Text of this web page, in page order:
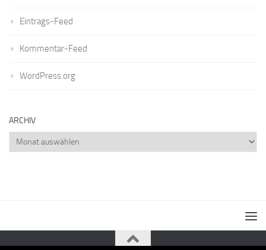
Eintrags-Feed
Kommentar-Feed
WordPress.org
ARCHIV
Archiv